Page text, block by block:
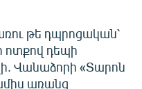
թե դպրոցական՝
ոտքով դեպի
Վանաձորի «Տարոն
առանց